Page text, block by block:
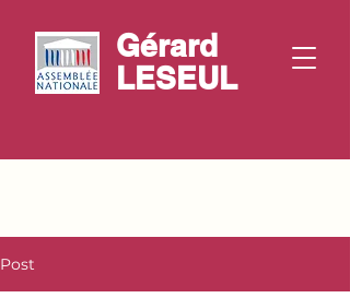
Gérard
LESEUL
Post